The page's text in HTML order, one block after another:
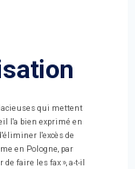
qui mettent
l'a bien exprimé en
l'excès de
en Pologne, par
faire les fax », a-t-il